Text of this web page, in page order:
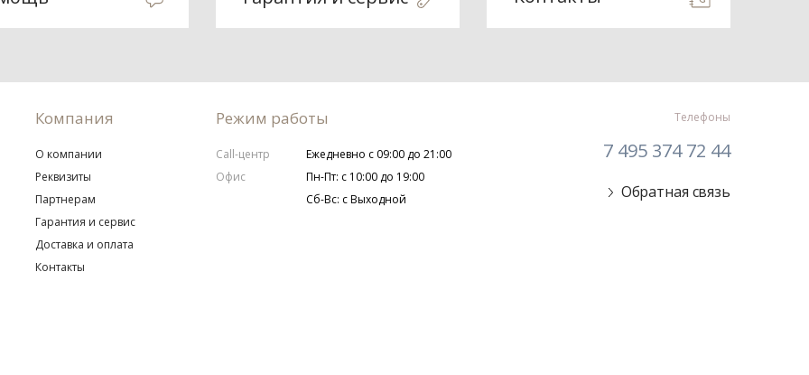
Компания
О компании
Реквизиты
Партнерам
Гарантия и сервис
Доставка и оплата
Контакты
Режим работы
Call-центр
Ежедневно с 09:00 до 21:00
Офис
Пн-Пт: с 10:00 до 19:00
Сб-Вс: с Выходной
Телефоны
7 495 374 72 44
Обратная связь